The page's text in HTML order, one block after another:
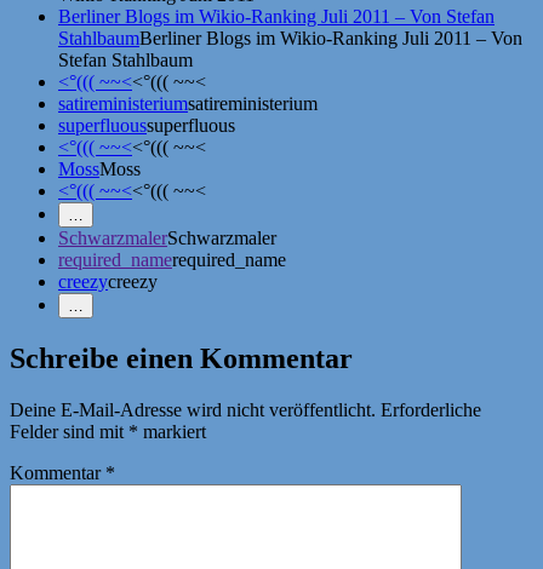
Berliner Blogs im Wikio-Ranking Juli 2011 – Von Stefan
StahlbaumBerliner Blogs im Wikio-Ranking Juli 2011 – Von
Stefan Stahlbaum
<°((( ~~<<°((( ~~<
satireministeriumsatireministerium
superfluoussuperfluous
<°((( ~~<<°((( ~~<
MossMoss
<°((( ~~<<°((( ~~<
…
Erwähnungen
zeigen
SchwarzmalerSchwarzmaler
required_namerequired_name
creezycreezy
…
Erwähnungen
Schreibe einen Kommentar
Deine E-Mail-Adresse wird nicht veröffentlicht. Erforderliche
Felder sind mit * markiert
Kommentar *